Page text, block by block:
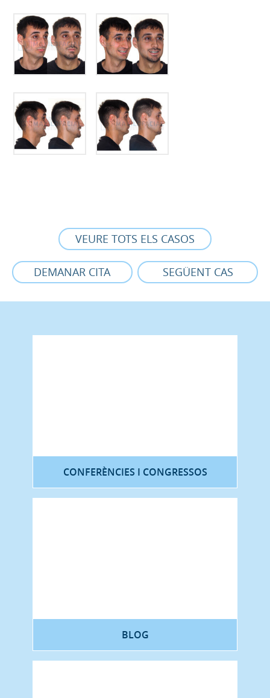
VEURE TOTS ELS CASOS
DEMANAR CITA SEGÜENT CAS
CONFERÈNCIES I CONGRESSOS
BLOG